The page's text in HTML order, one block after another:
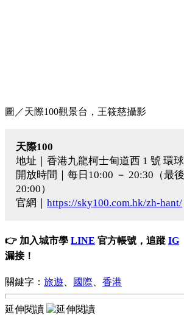
圖／天際100觀景台，王筱慈攝影
天際100
地址｜香港九龍柯士甸道西 1 號 環
開放時間｜每日10:00 － 20:30（最
20:00）
官網｜ https://sky100.com.hk/zh-hant/
👉 加入城市學 LINE 官方帳號，追蹤 IG
漏接！
關鍵字： 旅遊 國際 香港
延伸閱讀